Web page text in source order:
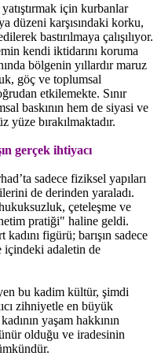
için kurbanlar
düzeni karşısındaki korku,
bastırılmaya çalışılıyor.
kendi iktidarını koruma
bölgenin yıllardır maruz
göç ve toplumsal
etkilemekte. Sınır
baskının hem de siyasi ve
yüze bırakılmaktadır.
gerçek ihtiyacı
sadece fiziksel yapıları
de derinden yaraladı.
çeteleşme ve
pratiği" haline geldi.
figürü; barışın sadece
içindeki adaletin de
bu kadim kültür, şimdi
zihniyetle en büyük
yaşam hakkının
olduğu ve iradesinin